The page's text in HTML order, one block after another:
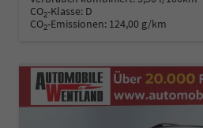
CO2-Klasse: D
CO2-Emissionen: 124,00 g/km